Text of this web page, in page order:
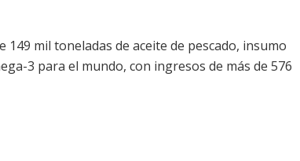
mil toneladas de aceite de pescado, insumo
3 para el mundo, con ingresos de más de 576